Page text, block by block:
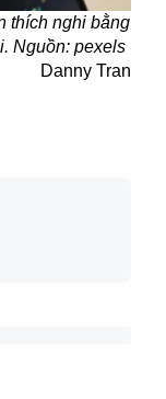
thích nghi bằng
Nguồn: pexels
Danny Tran